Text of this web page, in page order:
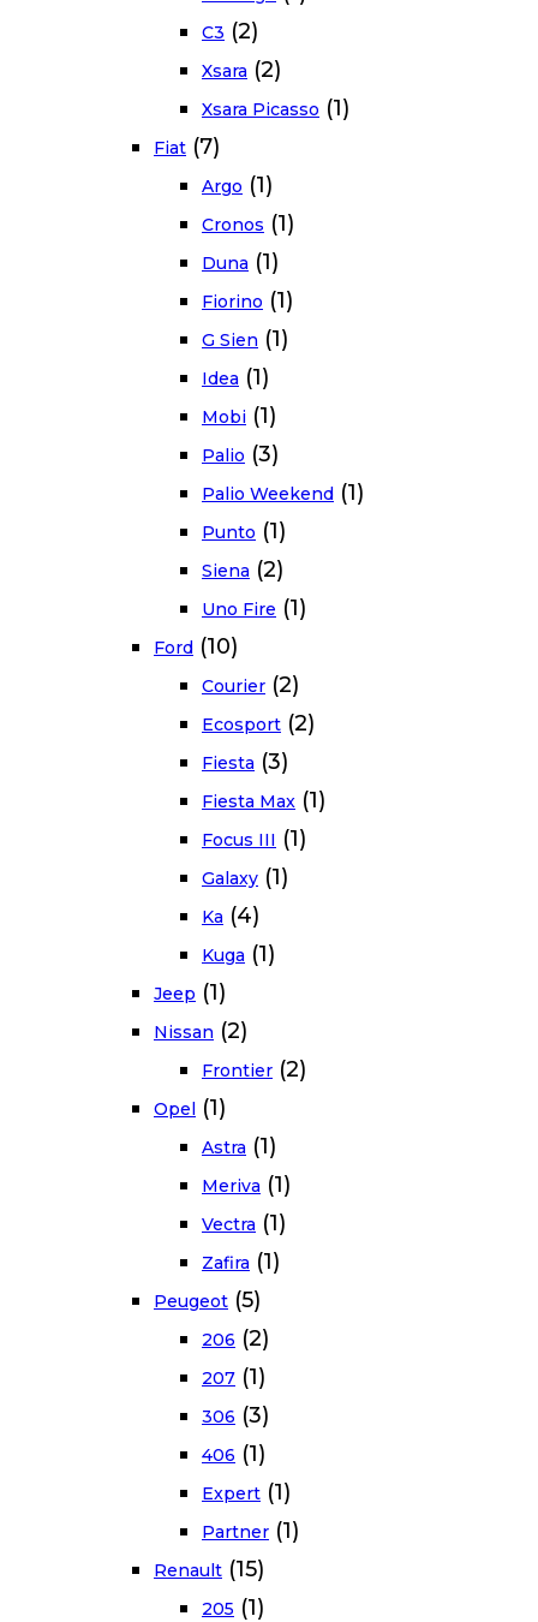
C3 (2)
Xsara (2)
Xsara Picasso (1)
Fiat (7)
Argo (1)
Cronos (1)
Duna (1)
Fiorino (1)
G Sien (1)
Idea (1)
Mobi (1)
Palio (3)
Palio Weekend (1)
Punto (1)
Siena (2)
Uno Fire (1)
Ford (10)
Courier (2)
Ecosport (2)
Fiesta (3)
Fiesta Max (1)
Focus III (1)
Galaxy (1)
Ka (4)
Kuga (1)
Jeep (1)
Nissan (2)
Frontier (2)
Opel (1)
Astra (1)
Meriva (1)
Vectra (1)
Zafira (1)
Peugeot (5)
206 (2)
207 (1)
306 (3)
406 (1)
Expert (1)
Partner (1)
Renault (15)
205 (1)